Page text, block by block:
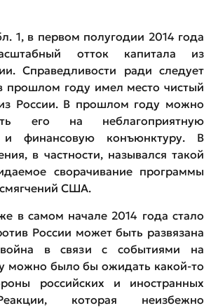
1, в первом полугодии 2014 года
отток капитала из
Справедливости ради следует
прошлом году имел место чистый
России. В прошлом году можно
его на неблагоприятную
и финансовую конъюнктуру. В
в частности, назывался такой
сворачивание программы
США.
в самом начале 2014 года стало
России может быть развязана
война в связи с событиями на
можно было бы ожидать какой-то
российских и иностранных
которая неизбежно